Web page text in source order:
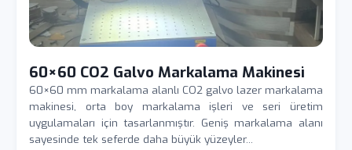
60×60 CO2 Galvo Markalama Makinesi
60×60 mm markalama alanlı CO2 galvo lazer markalama
makinesi, orta boy markalama işleri ve seri üretim
uygulamaları için tasarlanmıştır. Geniş markalama alanı
sayesinde tek seferde daha büyük yüzeyler...